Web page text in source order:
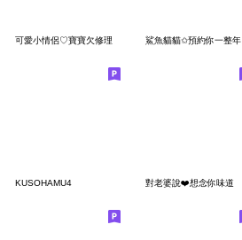
可愛小情侶♡寶寶欠修理 鯊魚貓貓✩預約你一整年
KUSOHAMU4 對老婆說❤️想念你味道